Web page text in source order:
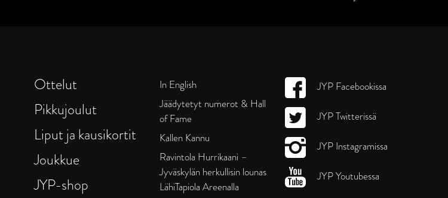
Ottelut
Pikkujoulut
Liput ja kausikortit
Joukkue
JYP-shop
In English
Jäädytetyt numerot & Hall
of Fame
Kallen Kannu
Ravintola Hurrikaani –
Jyväskylän herkullisin lounas
LähiTapiola Areenalla
JYP Facebookissa
JYP Twitterissä
JYP Instagramissa
JYP Youtubessa